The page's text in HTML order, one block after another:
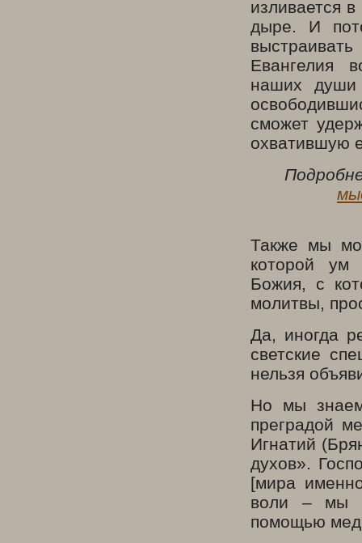
изливается
дыре. И
Евангелия
наших души
сможет
охватившую
Также мы
которой ум
Божия, с
молитвы,
Да, иногда
светские
нельзя
Но мы
преградой
Игнатий
духов».
[мира
воли – мы
помощью